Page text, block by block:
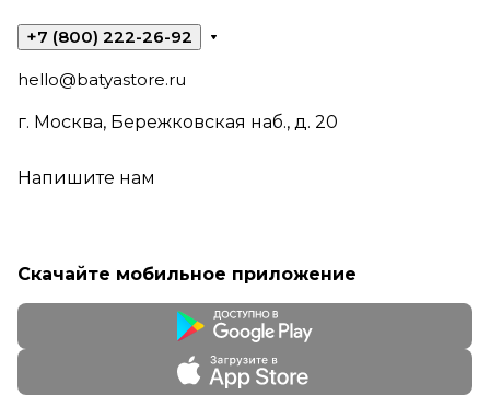
+7 (800) 222-26-92
hello@batyastore.ru
г. Москва, Бережковская наб., д. 20
Напишите нам
Скачайте мобильное приложение